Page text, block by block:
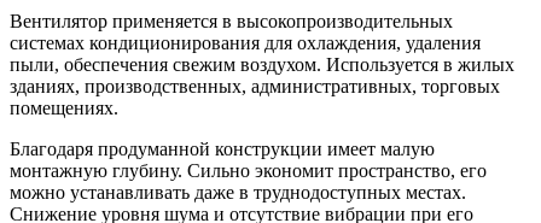
Вентилятор применяется в высокопроизводительных
системах кондиционирования для охлаждения, удаления
пыли, обеспечения свежим воздухом. Используется в жилых
зданиях, производственных, административных, торговых
помещениях.
Благодаря продуманной конструкции имеет малую
монтажную глубину. Сильно экономит пространство, его
можно устанавливать даже в труднодоступных местах.
Снижение уровня шума и отсутствие вибрации при его